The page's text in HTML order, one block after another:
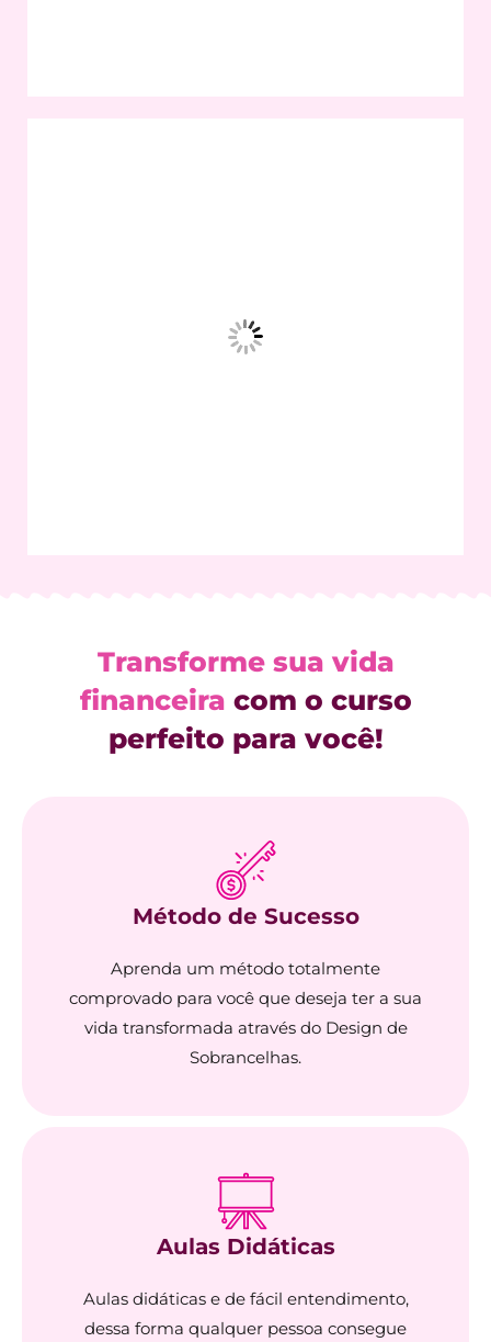
Transforme sua vida
financeira com o curso
perfeito para você!
Método de Sucesso​
Aprenda um método totalmente
comprovado para você que deseja ter a sua
vida transformada através do Design de
Sobrancelhas.
Aulas Didáticas​
Aulas didáticas e de fácil entendimento,
dessa forma qualquer pessoa consegue